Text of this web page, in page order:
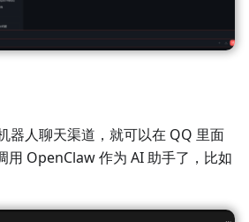
器人聊天渠道，就可以在 QQ 里面
用 OpenClaw 作为 AI 助手了，比如